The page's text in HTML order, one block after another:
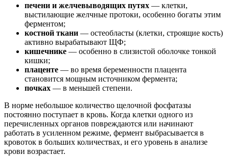
печени и желчевыводящих путях — клетки,
выстилающие желчные протоки, особенно богаты этим
ферментом;
костной ткани — остеобласты (клетки, строящие кость)
активно вырабатывают ЩФ;
кишечнике — особенно в слизистой оболочке тонкой
кишки;
плаценте — во время беременности плацента
становится мощным источником фермента;
почках — в меньшей степени.
В норме небольшое количество щелочной фосфатазы
постоянно поступает в кровь. Когда клетки одного из
перечисленных органов повреждаются или начинают
работать в усиленном режиме, фермент выбрасывается в
кровоток в больших количествах, и его уровень в анализе
крови возрастает.